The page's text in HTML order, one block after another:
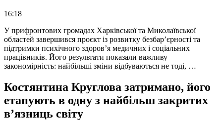
16:18
У прифронтових громадах Харківської та Миколаївської
областей завершився проєкт із розвитку безбар’єрності та
підтримки психічного здоров’я медичних і соціальних
працівників. Його результати показали важливу
закономірність: найбільші зміни відбуваються не тоді, …
Костянтина Круглова затримано, його
етапують в одну з найбільш закритих
в’язниць світу